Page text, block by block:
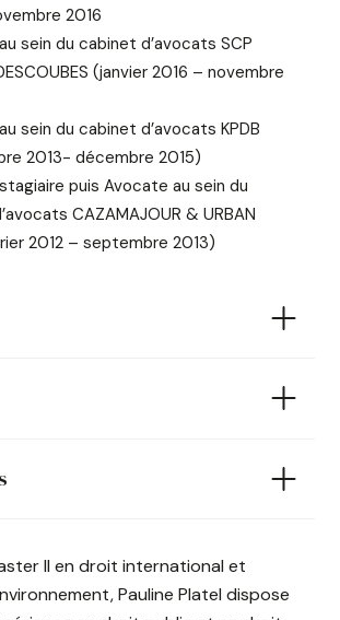
2016
sein du cabinet d’avocats SCP
(janvier 2016 – novembre
sein du cabinet d’avocats KPDB
2013- décembre 2015)
puis Avocate au sein du
CAZAMAJOUR & URBAN
2012 – septembre 2013)
II en droit international et
Pauline Platel dispose